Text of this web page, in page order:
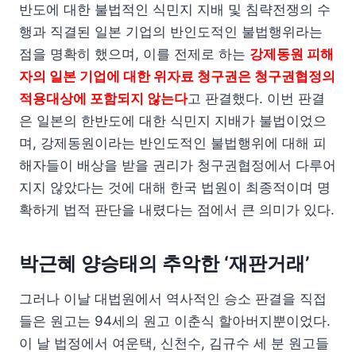
반도에 대한 불법적인 식민지 지배 및 침략전쟁의 수
행과 직결된 일본 기업의 반인도적인 불법행위라는
점을 명확히 했으며, 이를 전제로 하는 강제동원 피해
자의 일본 기업에 대한 위자료 청구권은 청구권협정의
적용대상에 포함되지 않는다고 판결했다. 이번 판결
은 일본의 한반도에 대한 식민지 지배가 불법이었으
며, 강제동원이라는 반인도적인 불법행위에 대해 피
해자들이 배상을 받을 권리가 청구권협정에서 다루어
지지 않았다는 것에 대해 한국 법원이 최종적이며 명
확하게 법적 판단을 내렸다는 점에서 큰 의미가 있다.
박근혜 양승태의 추악한 ‘재판거래’
그러나 이날 대법원에서 역사적인 승소 판결을 직접
들은 원고는 94세의 원고 이춘식 할아버지뿐이었다.
이 날 법정에서 여운택, 신천수, 김규수 세 분 원고들